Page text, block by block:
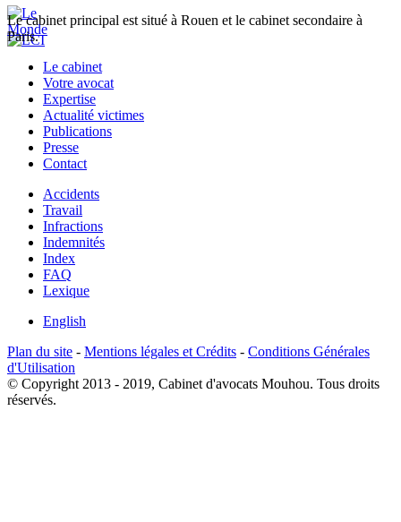
Le cabinet principal est situé à Rouen et le cabinet secondaire à
Paris.
Le cabinet
Votre avocat
Expertise
Actualité victimes
Publications
Presse
Contact
Accidents
Travail
Infractions
Indemnités
Index
FAQ
Lexique
English
Plan du site - Mentions légales et Crédits - Conditions Générales
d'Utilisation
© Copyright 2013 - 2019, Cabinet d'avocats Mouhou. Tous droits
réservés.